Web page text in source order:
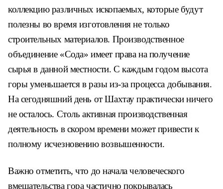
коллекцию различных ископаемых, которые будут
полезны во время изготовления не только
строительных материалов. Производственное
объединение «Сода» имеет права на получение
сырья в данной местности. С каждым годом высота
горы уменьшается в разы из-за процесса добывания.
На сегодняшний день от Шахтау практически ничего
не осталось. Столь активная производственная
деятельность в скором времени может привести к
полному исчезновению возвышенности.
Важно отметить, что до начала человеческого
вмешательства гора частично покрывалась